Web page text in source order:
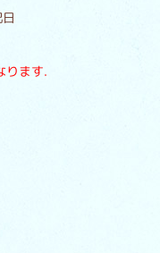
ります.